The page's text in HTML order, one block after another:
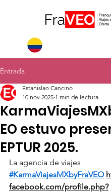
Entrada
EO estuvo
EPTUR 2025.
Estanislao Cancino
10 nov 2025 1 min de lectura
La agencia de viajes
#KarmaViajesMXbyFraVEO
facebook.com/profile.php?